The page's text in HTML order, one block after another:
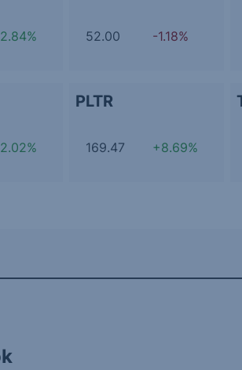
52.00 -1.18%
PLTR
169.47 +8.69%